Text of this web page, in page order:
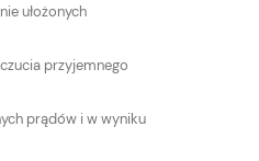
ułożonych
przyjemnego
prądów i w wyniku